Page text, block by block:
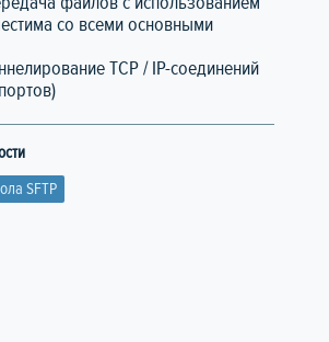
со всеми основными
TCP / IP-соединений
SFTP